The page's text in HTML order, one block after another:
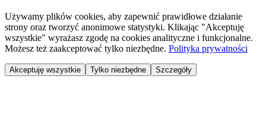
Używamy plików cookies, aby zapewnić prawidłowe działanie
strony oraz tworzyć anonimowe statystyki. Klikając "Akceptuję
wszystkie" wyrażasz zgodę na cookies analityczne i funkcjonalne.
Możesz też zaakceptować tylko niezbędne. Polityka prywatności
Akceptuję wszystkie Tylko niezbędne Szczegóły